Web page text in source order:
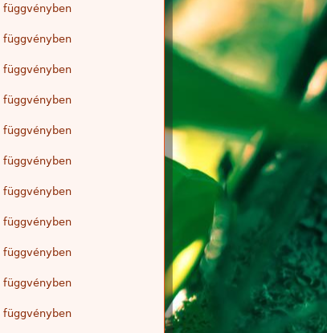
függvényben
függvényben
függvényben
függvényben
függvényben
függvényben
függvényben
függvényben
függvényben
függvényben
függvényben